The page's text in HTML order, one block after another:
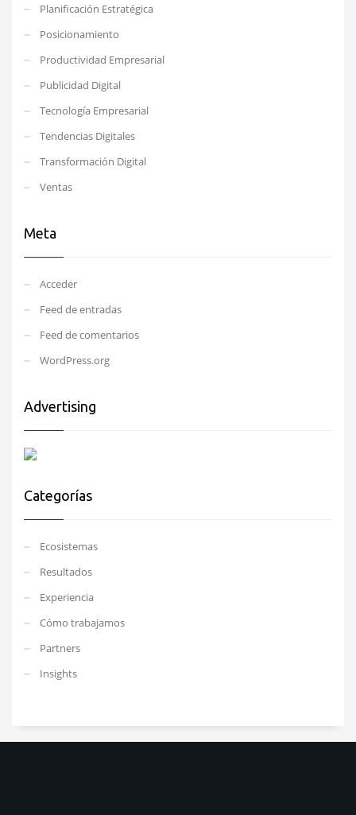
Planificación Estratégica
Posicionamiento
Productividad Empresarial
Publicidad Digital
Tecnología Empresarial
Tendencias Digitales
Transformación Digital
Ventas
Meta
Acceder
Feed de entradas
Feed de comentarios
WordPress.org
Advertising
Categorías
Ecosistemas
Resultados
Experiencia
Cómo trabajamos
Partners
Insights